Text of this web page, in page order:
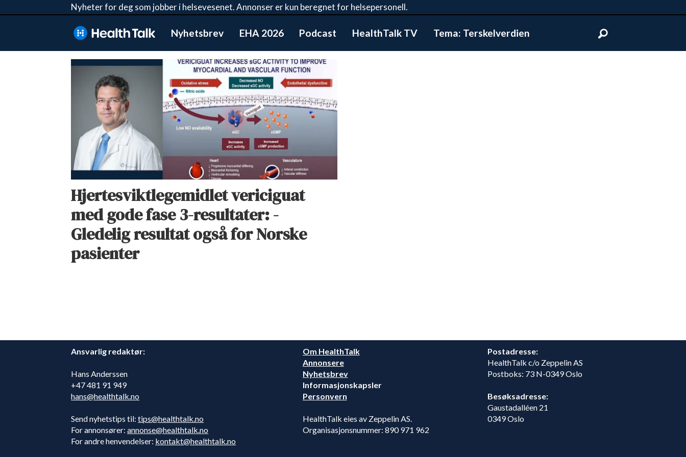
Nyheter for deg som jobber i helsevesenet. Annonser er kun beregnet for helsepersonell.
Nyhetsbrev EHA 2026 Podcast HealthTalk TV Tema: Terskelverdien
Hjertesviktlegemidlet vericiguat
med gode fase 3-resultater: -
Gledelig resultat også for Norske
pasienter
Ansvarlig redaktør:
Hans Anderssen
+47 481 91 949
hans@healthtalk.no
Send nyhetstips til:tips@healthtalk.no
For annonsører:annonse@healthtalk.no
For andre henvendelser: kontakt@healthtalk.no
Om HealthTalk
Annonsere
Nyhetsbrev
Informasjonskapsler
Personvern
HealthTalk eies av Zeppelin AS.
Organisasjonsnummer: 890 971 962
Postadresse:
HealthTalk c/o Zeppelin AS
Postboks: 73 N-0349 Oslo
Besøksadresse:
Gaustadalléen 21
0349 Oslo